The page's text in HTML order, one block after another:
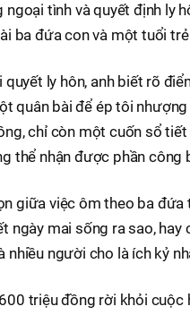
ngoại tình và quyết định ly
ba đứa con và một tuổi
ly hôn, anh biết rõ
quân bài để ép tôi
chỉ còn một cuốn sổ
thể nhận được phần công
giữa việc ôm theo ba đứa
ngày mai sống ra sao,
nhiều người cho là ích kỷ
triệu đồng rời khỏi cuộc